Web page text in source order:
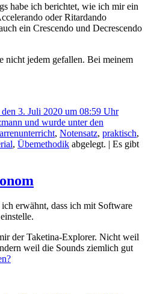
habe ich berichtet, wie ich mir ein
oder Ritardando
ein Crescendo und Decrescendo
nicht jedem gefallen. Bei meinem
3. Juli 2020 um 08:59 Uhr
und wurde unter den
, Notensatz, praktisch,
, Übemethodik abgelegt. | Es gibt
ich erwähnt, dass ich mit Software
der Taketina-Explorer. Nicht weil
weil die Sounds ziemlich gut